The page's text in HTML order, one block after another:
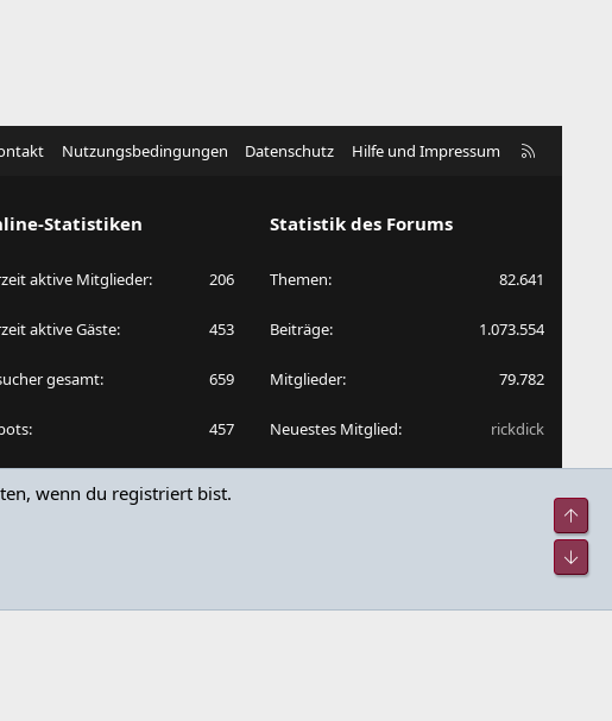
Nutzungsbedingungen Datenschutz Hilfe und Impressum
R
Statistiken
aktive Mitglieder 206
aktive Gäste 453
gesamt 659
457
Summen können auch versteckte
enthalten.
Statistik des Forums
Themen 82.641
Beiträge 1.073.554
Mitglieder 79.782
Neuestes Mitglied rickdick
wenn du registriert bist.